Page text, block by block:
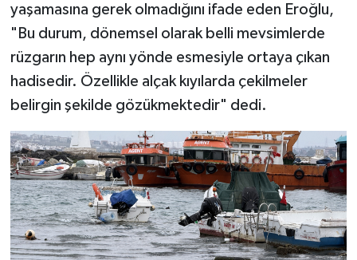
yaşamasına gerek olmadığını ifade eden Eroğlu,
"Bu durum, dönemsel olarak belli mevsimlerde
rüzgarın hep aynı yönde esmesiyle ortaya çıkan
hadisedir. Özellikle alçak kıyılarda çekilmeler
belirgin şekilde gözükmektedir" dedi.